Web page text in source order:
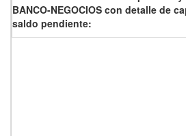
BANCO-NEGOCIOS con detalle de
saldo pendiente: